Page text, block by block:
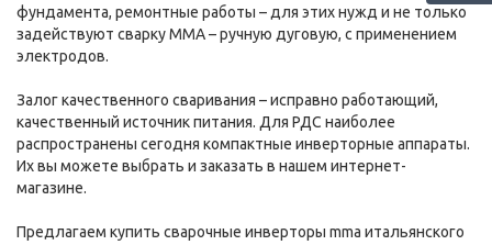
фундамента, ремонтные работы – для этих нужд и не только
задействуют сварку MMA – ручную дуговую, с применением
электродов.
Залог качественного сваривания – исправно работающий,
качественный источник питания. Для РДС наиболее
распространены сегодня компактные инверторные аппараты.
Их вы можете выбрать и заказать в нашем интернет-
магазине.
Предлагаем купить сварочные инверторы mma итальянского